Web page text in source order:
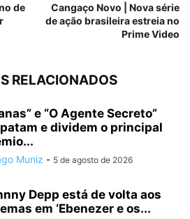
de
Cangaço Novo | Nova série
de ação brasileira estreia no
Prime Video
RELACIONADOS
e “O Agente Secreto”
e dividem o principal
Muniz - 5 de agosto de 2026
Depp está de volta aos
em ‘Ebenezer e os...